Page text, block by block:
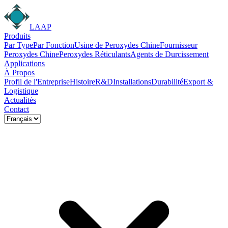
LAAP
Produits
Par TypePar FonctionUsine de Peroxydes ChineFournisseur
Peroxydes ChinePeroxydes RéticulantsAgents de Durcissement
Applications
À Propos
Profil de l'EntrepriseHistoireR&DInstallationsDurabilitéExport &
Logistique
Actualités
Contact